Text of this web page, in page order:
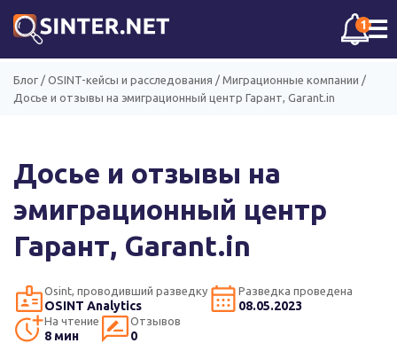
1☰
Блог / OSINT-кейсы и расследования / Миграционные компании /
Досье и отзывы на эмиграционный центр Гарант, Garant.in
Досье и отзывы на
эмиграционный центр
Гарант, Garant.in
Osint, проводивший разведку
OSINT Analytics
Разведка проведена
08.05.2023
На чтение
8 мин
Отзывов
0